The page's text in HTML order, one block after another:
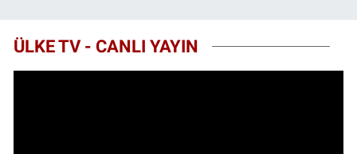
ÜLKE TV - CANLI YAYIN